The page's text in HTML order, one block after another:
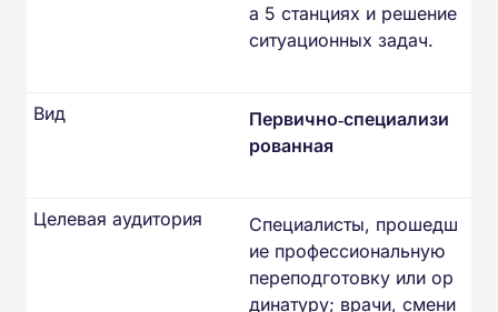
а 5 станциях и решение
ситуационных задач.
Первично‑специализи
рованная
Вид
Специалисты, прошедш
ие профессиональную
переподготовку или ор
динатуру; врачи, смени
Целевая аудитория